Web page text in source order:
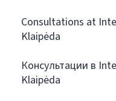
Consultations at
Klaipėda
Консультации в
Klaipėda